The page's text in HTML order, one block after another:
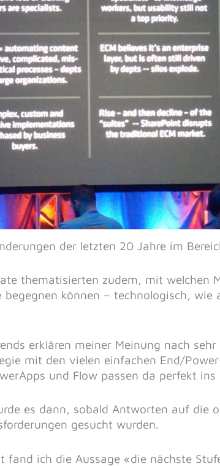
der letzten 20 Jahre im
thematisierten zudem, mit welchen
begegnen können – technologisch, wie
erklären meiner Meinung nach
mit den vielen einfachen End/
und Flow passen da perfekt ins
es dann, sobald Antworten auf die
gesucht wurden.
fand ich die Aussage «die nächste